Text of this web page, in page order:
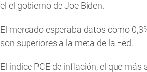
el el gobierno de Joe Biden.
El mercado esperaba datos como
son superiores a la meta de la Fed.
El índice PCE de inflación, el que